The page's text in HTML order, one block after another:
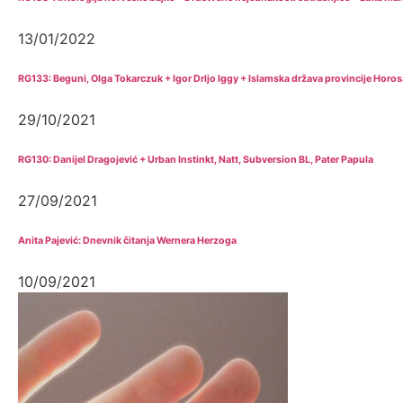
13/01/2022
RG133: Beguni, Olga Tokarczuk + Igor Drljo Iggy + Islamska država provincije
29/10/2021
RG130: Danijel Dragojević + Urban Instinkt, Natt, Subversion BL, Pater Papula
27/09/2021
Anita Pajević: Dnevnik čitanja Wernera Herzoga
10/09/2021